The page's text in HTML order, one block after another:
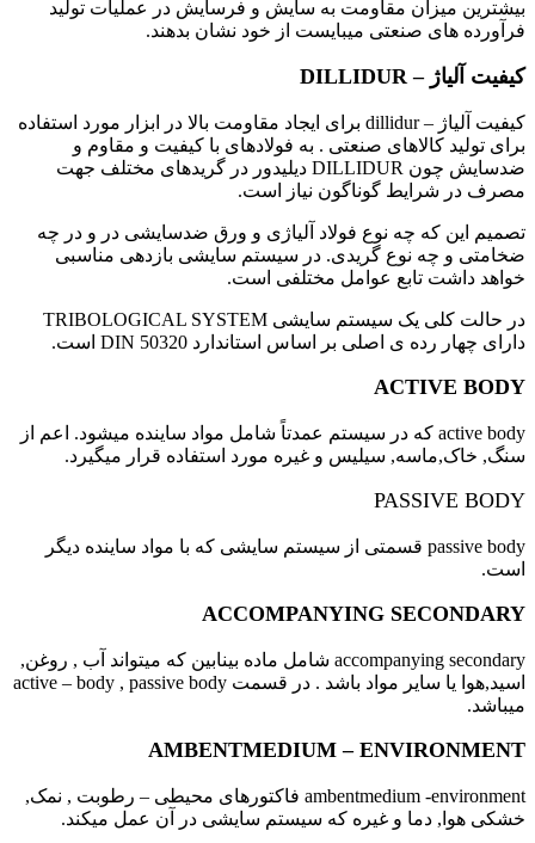
بیشترین میزان مقاومت به سایش و فرسایش در عملیات تولید
فرآورده های صنعتی میبایست از خود نشان بدهند.
کیفیت آلیاژ – DILLIDUR
کیفیت آلیاژ – dillidur برای ایجاد مقاومت بالا در ابزار مورد استفاده
برای تولید کالاهای صنعتی . به فولادهای با کیفیت و مقاوم و
ضدسایش چون DILLIDUR دیلیدور در گریدهای مختلف جهت
مصرف در شرایط گوناگون نیاز است.
تصمیم این که چه نوع فولاد آلیاژی و ورق ضدسایشی در و در چه
ضخامتی و چه نوع گریدی. در سیستم سایشی بازدهی مناسبی
خواهد داشت تابع عوامل مختلفی است.
در حالت کلی یک سیستم سایشی TRIBOLOGICAL SYSTEM
دارای چهار رده ی اصلی بر اساس استاندارد DIN 50320 است.
ACTIVE BODY
active body که در سیستم عمدتاً شامل مواد ساینده میشود. اعم از
سنگ, خاک,ماسه, سیلیس و غیره مورد استفاده قرار میگیرد.
PASSIVE BODY
passive body قسمتی از سیستم سایشی که با مواد ساینده دیگر
است.
ACCOMPANYING SECONDARY
accompanying secondary شامل ماده بینابین که میتواند آب , روغن,
اسید,هوا یا سایر مواد باشد . در قسمت active – body , passive body
میباشد.
AMBENTMEDIUM – ENVIRONMENT
ambentmedium -environment فاکتورهای محیطی – رطوبت , نمک,
خشکی هوا, دما و غیره که سیستم سایشی در آن عمل میکند.